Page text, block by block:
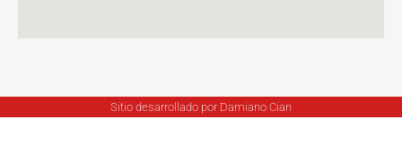
Sitio desarrollado por Damiano Cian